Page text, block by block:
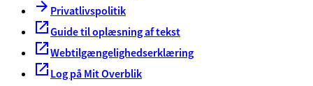
Privatlivspolitik
Guide til oplæsning af tekst
Webtilgængelighedserklæring
Log på Mit Overblik